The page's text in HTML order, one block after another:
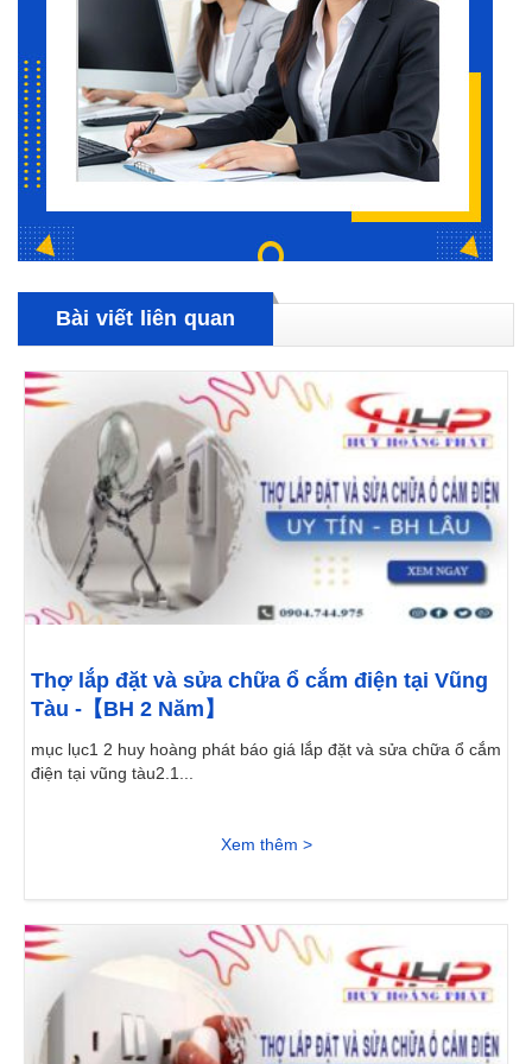
Bài viết liên quan
Thợ lắp đặt và sửa chữa ổ cắm điện tại Vũng
Tàu -【BH 2 Năm】
mục lục1 2 huy hoàng phát báo giá lắp đặt và sửa chữa ổ cắm
điện tại vũng tàu2.1...
Xem thêm >